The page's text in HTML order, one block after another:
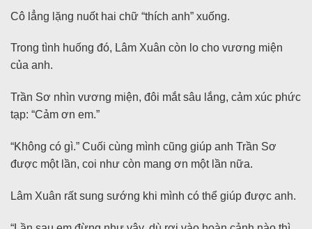
Cô lẳng lặng nuốt hai chữ “thích anh” xuống.
Trong tình huống đó, Lâm Xuân còn lo cho vương miện
của anh.
Trần Sơ nhìn vương miện, đôi mắt sâu lắng, cảm xúc phức
tạp: “Cảm ơn em.”
“Không có gì.” Cuối cùng mình cũng giúp anh Trần Sơ
được một lần, coi như còn mang ơn một lần nữa.
Lâm Xuân rất sung sướng khi mình có thể giúp được anh.